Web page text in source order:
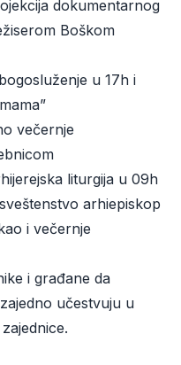
dokumentarnog
Boškom
u 17h i
večernje
liturgija u 09h
arhiepiskop
i večernje
i građane da
učestvuju u